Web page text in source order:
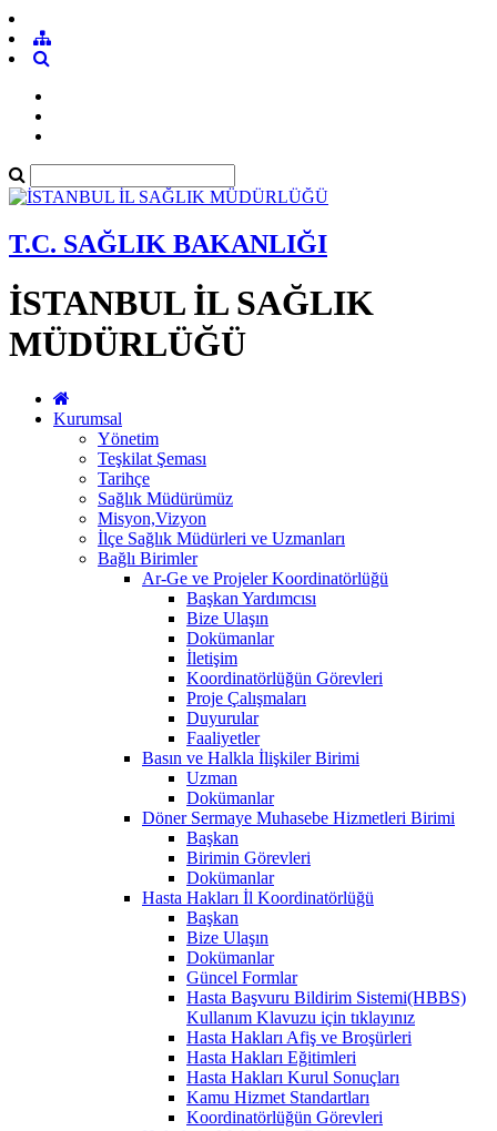
T.C. SAĞLIK BAKANLIĞI
İSTANBUL İL SAĞLIK
MÜDÜRLÜĞÜ
Kurumsal
Yönetim
Teşkilat Şeması
Tarihçe
Sağlık Müdürümüz
Misyon,Vizyon
İlçe Sağlık Müdürleri ve Uzmanları
Bağlı Birimler
Ar-Ge ve Projeler Koordinatörlüğü
Başkan Yardımcısı
Bize Ulaşın
Dokümanlar
İletişim
Koordinatörlüğün Görevleri
Proje Çalışmaları
Duyurular
Faaliyetler
Basın ve Halkla İlişkiler Birimi
Uzman
Dokümanlar
Döner Sermaye Muhasebe Hizmetleri Birimi
Başkan
Birimin Görevleri
Dokümanlar
Hasta Hakları İl Koordinatörlüğü
Başkan
Bize Ulaşın
Dokümanlar
Güncel Formlar
Hasta Başvuru Bildirim Sistemi(HBBS)
Kullanım Klavuzu için tıklayınız
Hasta Hakları Afiş ve Broşürleri
Hasta Hakları Eğitimleri
Hasta Hakları Kurul Sonuçları
Kamu Hizmet Standartları
Koordinatörlüğün Görevleri